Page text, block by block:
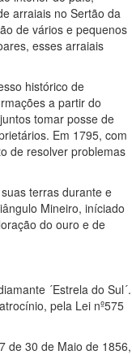
arraiais no Sertão da
de vários e pequenos
esses arraiais
histórico de
a partir do
tomar posse de
Em 1795, com
de resolver problemas
terras durante e
Mineiro, iníciado
do ouro e de
´Estrela do Sul´.
pela Lei nº575
de 30 de Maio de 1856,